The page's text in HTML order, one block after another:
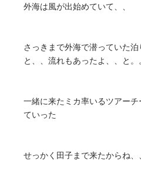
外海は風が出始めていて、、
さっきまで外海で潜っていた
と、、流れもあったよ、、と。
一緒に来たミカ率いるツアー
ていった
せっかく田子まで来たからね、